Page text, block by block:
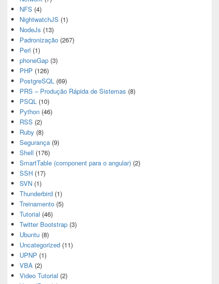
NFS (4)
NightwatchJS (1)
NodeJs (13)
Padronização (267)
Perl (1)
phoneGap (3)
PHP (126)
PostgreSQL (69)
PRS – Produção Rápida de Sistemas (8)
PSQL (10)
Python (46)
RSS (2)
Ruby (8)
Segurança (9)
Shell (176)
SmartTable (component para o angular) (2)
SSH (17)
SVN (1)
Thunderbird (1)
Treinamento (5)
Tutorial (46)
Twitter Bootstrap (3)
Ubuntu (8)
Uncategorized (11)
UPNP (1)
VBA (2)
Video Tutorial (2)